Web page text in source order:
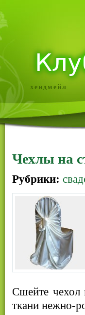
хендмейл
Чехлы на
Рубрики:
Сшейте чехол
ткани нежно-